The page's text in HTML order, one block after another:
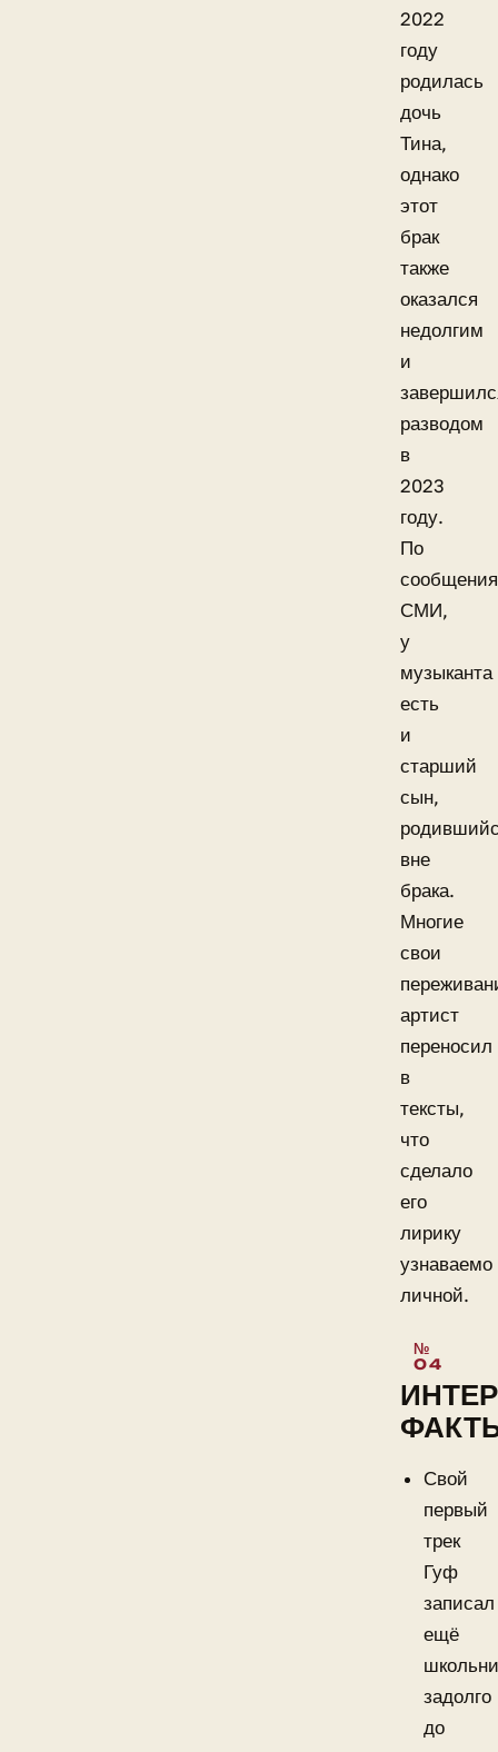
2022
году
родилась
дочь
Тина,
однако
этот
брак
также
оказался
недолгим
и
разводом
в
2023
году.
По
СМИ,
у
музыканта
есть
и
старший
сын,
вне
брака.
Многие
свои
артист
переносил
в
тексты,
что
сделало
его
лирику
узнаваемо
личной.
Свой
первый
трек
Гуф
записал
ещё
задолго
до